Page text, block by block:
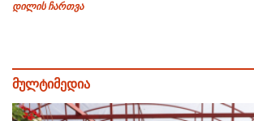
დილის ჩართვა
მულტიმედია